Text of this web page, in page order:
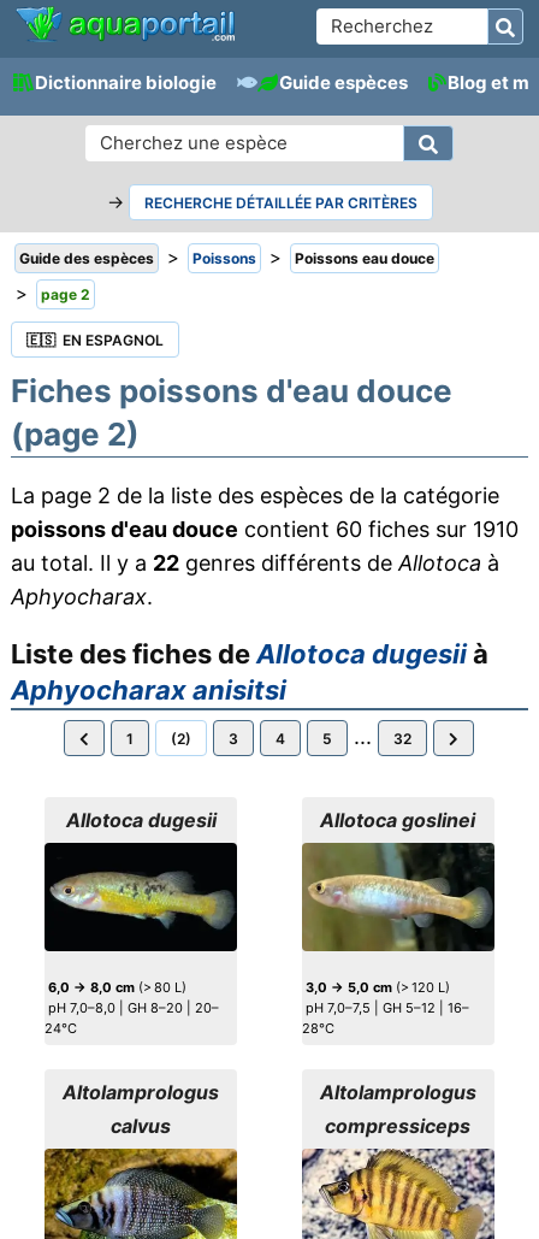
Dictionnaire biologie Guide espèces Blog et
→ RECHERCHE DÉTAILLÉE PAR CRITÈRES
Guide des espèces > Poissons > Poissons eau douce
> page 2
🇪🇸 EN ESPAGNOL
Fiches poissons d'eau douce
(page 2)
La page 2 de la liste des espèces de la catégorie
poissons d'eau douce contient 60 fiches sur 1910
au total. Il y a 22genres différents de Allotoca à
Aphyocharax.
Liste des fiches deAllotoca dugesiià
Aphyocharax anisitsi
1 (2) 3 4 5 ... 32
Allotoca dugesii
6,0 → 8,0 cm (> 80 L)
pH 7,0–8,0 | GH 8–20 | 20–
24°C
Allotoca goslinei
3,0 → 5,0 cm(> 120 L)
pH 7,0–7,5 | GH 5–12 | 16–
28°C
Altolamprologus
calvus
Altolamprologus
compressiceps